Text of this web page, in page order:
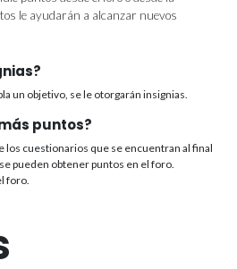
le ayudarán a alcanzar nuevos
un objetivo, se le otorgarán insignias.
puntos?
los cuestionarios que se encuentran al final
pueden obtener puntos en el foro.
foro.